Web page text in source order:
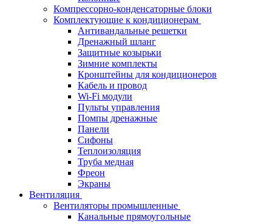
Компрессорно-конденсаторные блоки
Комплектующие к кондиционерам
Антивандальные решетки
Дренажный шланг
Защитные козырьки
Зимние комплекты
Кронштейны для кондиционеров
Кабель и провод
Wi-Fi модули
Пульты управления
Помпы дренажные
Панели
Сифоны
Теплоизоляция
Труба медная
Фреон
Экраны
Вентиляция
Вентиляторы промышленные
Канальные прямоугольные